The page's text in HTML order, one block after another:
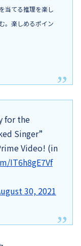
当てる推理を楽し
。楽しめるポイン
for the
Singer”
Video! (in
IT6h8gE7Vf
30, 2021